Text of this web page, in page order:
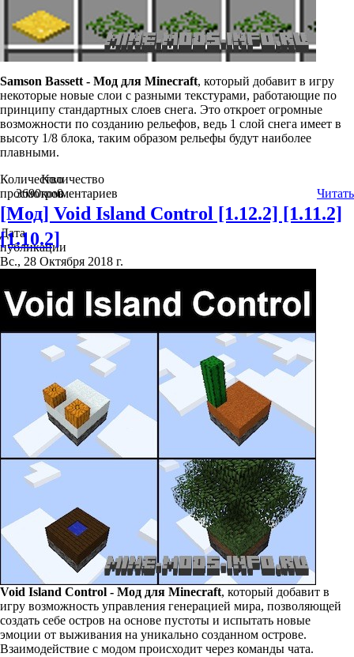
Samson Bassett - Мод для Minecraft, который добавит в игру
некоторые новые слои с разными текстурами, работающие по
принципу стандартных слоев снега. Это откроет огромные
возможности по созданию рельефов, ведь 1 слой снега имеет в
высоту 1/8 блока, таким образом рельефы будут наиболее
плавными.
Количество
просмотров
3690
Количество
комментариев
0 Читать
[Мод] Void Island Control [1.12.2] [1.11.2]
[1.10.2]
Дата
публикации
Вс., 28 Октября 2018 г.
Void Island Control - Мод для Minecraft, который добавит в
игру возможность управления генерацией мира, позволяющей
создать себе остров на основе пустоты и испытать новые
эмоции от выживания на уникально созданном острове.
Взаимодействие с модом происходит через команды чата.